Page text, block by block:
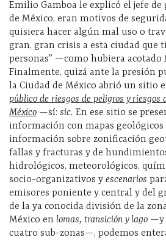
Emilio Gamboa le explicó el jefe de
de México, eran motivos de
quisiera hacer algún mal uso o
gran, gran crisis a esta ciudad que
personas” —como hubiera acotado
Finalmente, quizá ante la presión
la Ciudad de México abrió un sitio
público de riesgos de peligros y riesgos
México —sí: sic. En ese sitio se
información con mapas
información sobre zonificación
fallas y fracturas y de
hidrológicos, meteorológicos,
socio-organizativos y escenarios
emisores poniente y central y del
de la ya conocida división de la
México en lomas, transición y lago —y
cuatro sub-zonas—, podemos